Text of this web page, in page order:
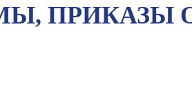
ПРИКАЗЫ